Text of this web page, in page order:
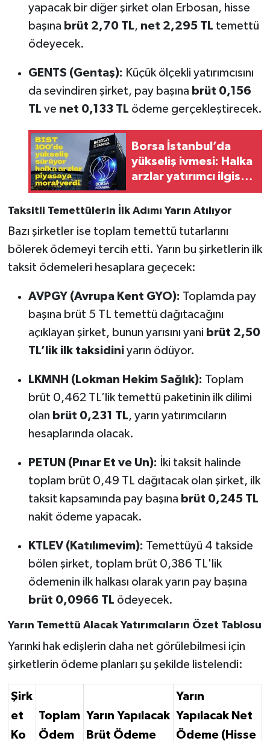
yapacak bir diğer şirket olan Erbosan, hisse
başına brüt 2,70 TL, net 2,295 TL temettü
ödeyecek.
GENTS (Gentaş): Küçük ölçekli yatırımcısını
da sevindiren şirket, pay başına brüt 0,156
TL ve net 0,133 TL ödeme gerçekleştirecek.
Borsa İstanbul’da
yükseliş ivmesi: Halka
arzlar yatırımcı ilgisini
artırabilir
Taksitli Temettülerin İlk Adımı Yarın Atılıyor
Bazı şirketler ise toplam temettü tutarlarını
bölerek ödemeyi tercih etti. Yarın bu şirketlerin ilk
taksit ödemeleri hesaplara geçecek:
AVPGY (Avrupa Kent GYO): Toplamda pay
başına brüt 5 TL temettü dağıtacağını
açıklayan şirket, bunun yarısını yani brüt 2,50
TL’lik ilk taksidiniyarın ödüyor.
LKMNH (Lokman Hekim Sağlık): Toplam
brüt 0,462 TL’lik temettü paketinin ilk dilimi
olan brüt 0,231 TL, yarın yatırımcıların
hesaplarında olacak.
PETUN (Pınar Et ve Un): İki taksit halinde
toplam brüt 0,49 TL dağıtacak olan şirket, ilk
taksit kapsamında pay başına brüt 0,245 TL
nakit ödeme yapacak.
KTLEV (Katılımevim): Temettüyü 4 takside
bölen şirket, toplam brüt 0,386 TL'lik
ödemenin ilk halkası olarak yarın pay başına
brüt 0,0966 TL ödeyecek.
Yarın Temettü Alacak Yatırımcıların Özet Tablosu
Yarınki hak edişlerin daha net görülebilmesi için
şirketlerin ödeme planları şu şekilde listelendi:
Şirk
et
Ko
Toplam
Ödem
Yarın Yapılacak
Brüt Ödeme
Yarın
Yapılacak Net
Ödeme (Hisse